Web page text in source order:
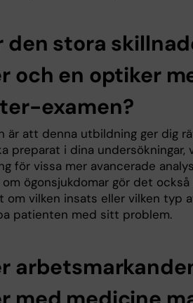
den stora
och en optiker
examen?
är att denna utbildning ger dig
preparat i dina undersökningar,
för vissa mer avancerade
om ögonsjukdomar gör det
om vilken insats eller vilken typ
patienten med sitt problem.